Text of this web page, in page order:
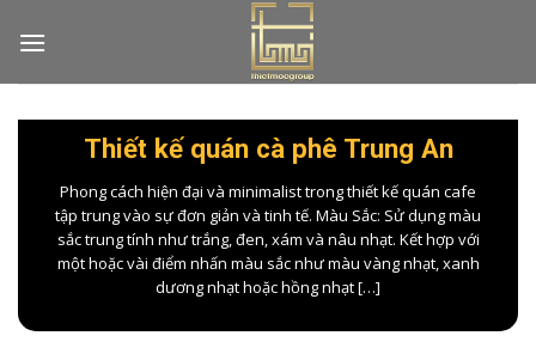
Thiết kế quán cà phê Trung An
Phong cách hiện đại và minimalist trong thiết kế quán cafe
tập trung vào sự đơn giản và tinh tế. Màu Sắc: Sử dụng màu
sắc trung tính như trắng, đen, xám và nâu nhạt. Kết hợp với
một hoặc vài điểm nhấn màu sắc như màu vàng nhạt, xanh
dương nhạt hoặc hồng nhạt […]